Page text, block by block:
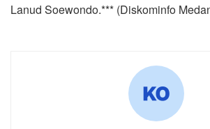
Lanud Soewondo.*** (Diskominfo